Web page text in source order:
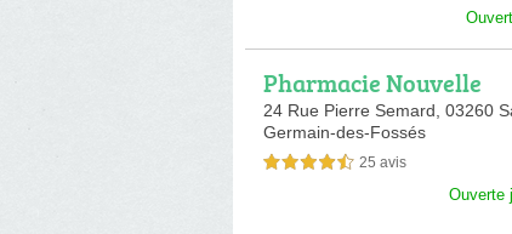
Pharmacie Nouvelle
24 Rue Pierre Semard, 03260
Germain-des-Fossés
4,5 étoiles sur 5 25 avis
Ouverte